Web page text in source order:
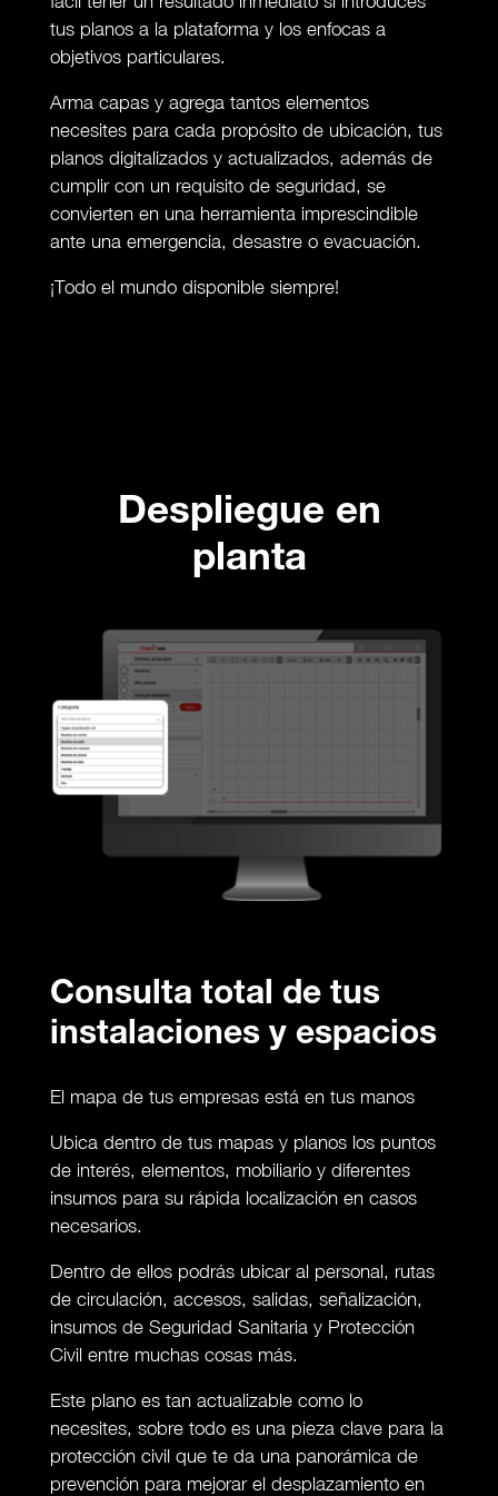
tus planos a la plataforma y los enfocas a
objetivos particulares.
Arma capas y agrega tantos elementos
necesites para cada propósito de ubicación, tus
planos digitalizados y actualizados, además de
cumplir con un requisito de seguridad, se
convierten en una herramienta imprescindible
ante una emergencia, desastre o evacuación.
¡Todo el mundo disponible siempre!
Despliegue en
planta
Consulta total de tus
instalaciones y espacios
El mapa de tus empresas está en tus manos
Ubica dentro de tus mapas y planos los puntos
de interés, elementos, mobiliario y diferentes
insumos para su rápida localización en casos
necesarios.
Dentro de ellos podrás ubicar al personal, rutas
de circulación, accesos, salidas, señalización,
insumos de Seguridad Sanitaria y Protección
Civil entre muchas cosas más.
Este plano es tan actualizable como lo
necesites, sobre todo es una pieza clave para la
protección civil que te da una panorámica de
prevención para mejorar el desplazamiento en